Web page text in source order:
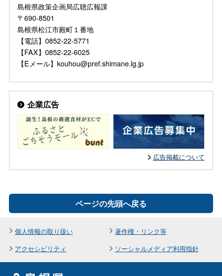
島根県政策企画局広聴広報課
〒690-8501
島根県松江市殿町１番地
【電話】0852-22-5771
【FAX】0852-22-6025
【Eメール】kouhou@pref.shimane.lg.jp
企業広告
広告掲載について
ページの先頭へ戻る
個人情報の取り扱い
著作権・リンク等
アクセシビリティ
ソーシャルメディア利用指針